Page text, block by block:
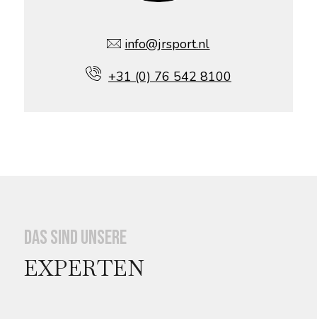
info@jrsport.nl
+31 (0) 76 542 8100
Das sind unsere
EXPERTEN